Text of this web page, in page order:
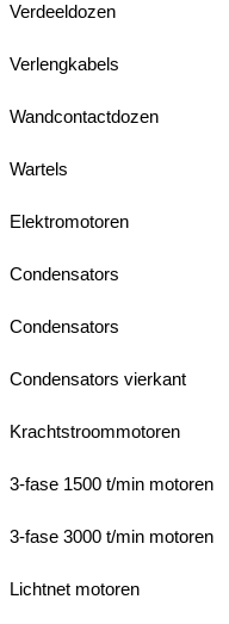
Verdeeldozen
Verlengkabels
Wandcontactdozen
Wartels
Elektromotoren
Condensators
Condensators
Condensators vierkant
Krachtstroommotoren
3-fase 1500 t/min motoren
3-fase 3000 t/min motoren
Lichtnet motoren